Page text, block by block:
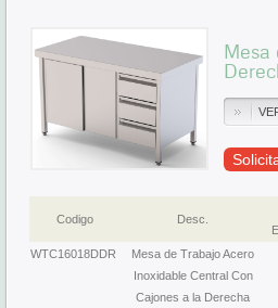
Mesa
Codigo Desc.
WTC16018DDR
Mesa de Trabajo Acero
Inoxidable Central Con
Cajones a la Derecha